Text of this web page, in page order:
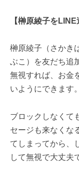
【榊原綾子を
榊原綾子（さかき
ぶこ）を友だち追
無視すれば、お金
いようにできます。
ブロックしなくて
セージも来なくな
てしまってから、
して無視で大丈夫